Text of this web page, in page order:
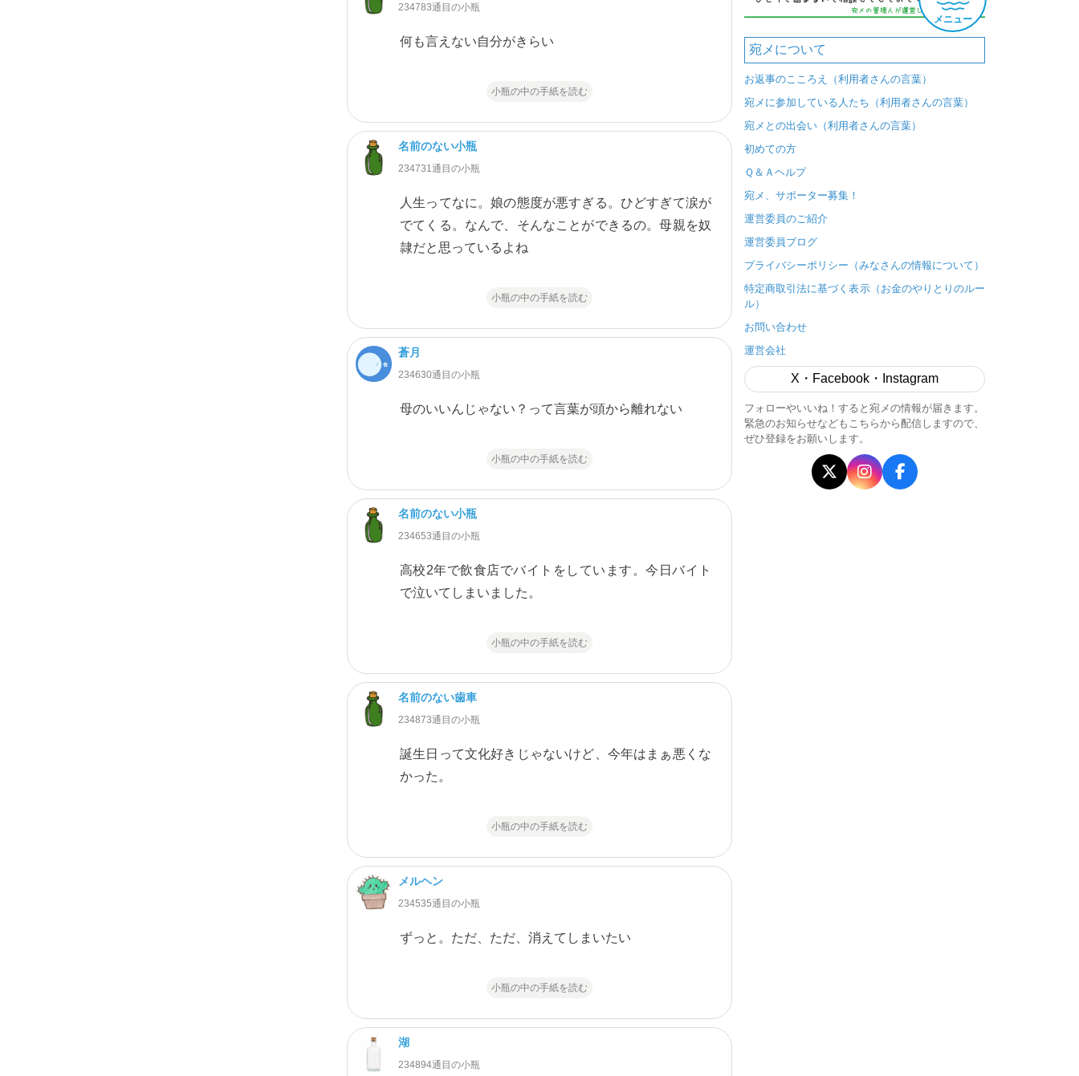
メニュー
234783通目の小瓶
何も言えない自分がきらい
小瓶の中の手紙を読む
名前のない小瓶
234731通目の小瓶
人生ってなに。娘の態度が悪すぎる。ひどすぎて涙が
でてくる。なんで、そんなことができるの。母親を奴
隷だと思っているよね
小瓶の中の手紙を読む
蒼月
234630通目の小瓶
母のいいんじゃない？って言葉が頭から離れない
小瓶の中の手紙を読む
名前のない小瓶
234653通目の小瓶
高校2年で飲食店でバイトをしています。今日バイト
で泣いてしまいました。
小瓶の中の手紙を読む
名前のない歯車
234873通目の小瓶
誕生日って文化好きじゃないけど、今年はまぁ悪くな
かった。
小瓶の中の手紙を読む
メルヘン
234535通目の小瓶
ずっと。ただ、ただ、消えてしまいたい
小瓶の中の手紙を読む
湖
234894通目の小瓶
宛メについて
お返事のこころえ（利用者さんの言葉）
宛メに参加している人たち（利用者さんの言葉）
宛メとの出会い（利用者さんの言葉）
初めての方
Ｑ＆Ａヘルプ
宛メ、サポーター募集！
運営委員のご紹介
運営委員ブログ
プライバシーポリシー（みなさんの情報について）
特定商取引法に基づく表示（お金のやりとりのルー
ル）
お問い合わせ
運営会社
X・Facebook・Instagram
フォローやいいね！すると宛メの情報が届きます。
緊急のお知らせなどもこちらから配信しますので、
ぜひ登録をお願いします。